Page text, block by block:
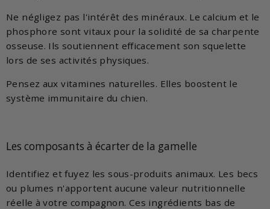
Ne négligez pas l'intérêt des minéraux. Le calcium et le
phosphore sont vitaux pour la solidité de sa charpente
osseuse. Ils soutiennent efficacement son squelette
lors de ses activités physiques.
Pensez aux vitamines naturelles. Elles boostent le
système immunitaire du chien.
Les composants à écarter de la gamelle
Identifiez et fuyez les sous-produits animaux. Les becs
ou plumes n'apportent aucune valeur nutritionnelle
réelle à votre compagnon. Ces ingrédients bas de